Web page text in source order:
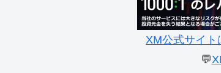
XM公式サイト
💬